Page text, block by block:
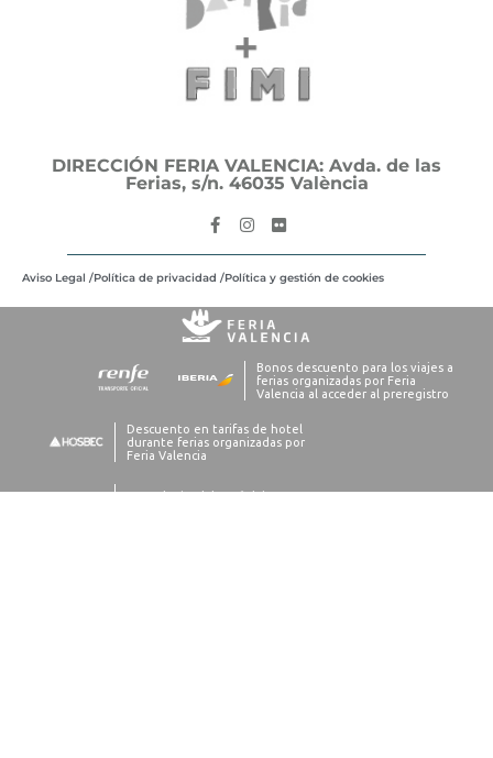
DIRECCIÓN FERIA VALENCIA: Avda. de las
Ferias, s/n. 46035 València
Aviso Legal /Política de privacidad /Política y gestión de cookies